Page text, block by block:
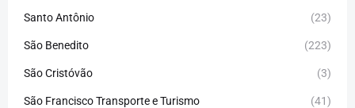
Santo Antônio (23)
São Benedito (223)
São Cristóvão (3)
São Francisco Transporte e Turismo (41)